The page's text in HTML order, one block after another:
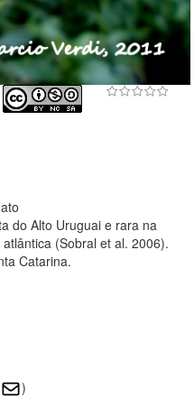
do Alto Uruguai e rara na
(Sobral et al. 2006).
Catarina.
)